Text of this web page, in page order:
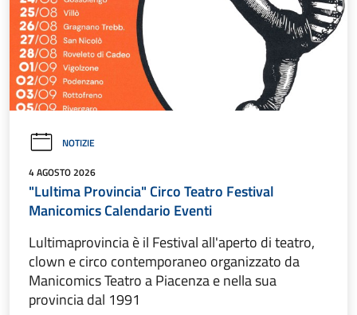
NOTIZIE
4 AGOSTO 2026
"Lultima Provincia" Circo Teatro Festival
Manicomics Calendario Eventi
Lultimaprovincia è il Festival all'aperto di teatro,
clown e circo contemporaneo organizzato da
Manicomics Teatro a Piacenza e nella sua
provincia dal 1991